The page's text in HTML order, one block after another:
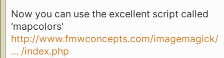
Now you can use the excellent script called
'mapcolors'
http://www.fmwconcepts.com/imagemagick/
... /index.php